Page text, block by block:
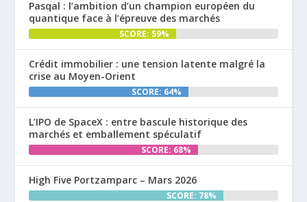
Pasqal : l’ambition d’un champion européen du
quantique face à l’épreuve des marchés
SCORE: 59%
Crédit immobilier : une tension latente malgré la
crise au Moyen-Orient
SCORE: 64%
L’IPO de SpaceX : entre bascule historique des
marchés et emballement spéculatif
SCORE: 68%
High Five Portzamparc – Mars 2026
SCORE: 78%